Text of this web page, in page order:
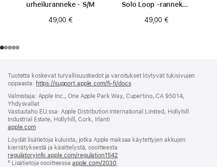
urheiluranneke - S/M
49,00 €
Solo Loop ‑ranneke -
49,00 €
Tuotetta koskevat turvallisuustiedot ja varoitukset löytyvät tukisivujen
oppaasta: https://support.apple.com/fi-fi/docs(avautuu
ikkunaan)
Valmistaja: Apple Inc., One Apple Park Way, Cupertino, CA 95014,
Yhdysvallat
Vastuutaho EU:ssa: Apple Distribution International Limited, Hollyhill
Industrial Estate, Hollyhill, Cork, Irlanti
apple.com(avautuu
ikkunaan)
Löydät lisätietoja kuluista, jotka Apple maksaa käytettyjen akkujen
kierrätyksestä ja käsittelystä, osoitteesta
regulatoryinfo.apple.com/regulation1542
º Lisätietoja osoitteessa apple.com/2030